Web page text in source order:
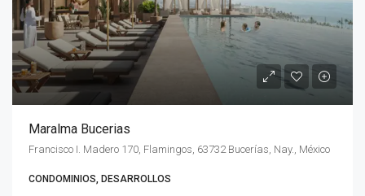
Maralma Bucerias
Francisco I. Madero 170, Flamingos, 63732 Bucerías, Nay., México
CONDOMINIOS, DESARROLLOS